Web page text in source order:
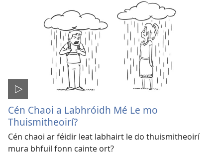
Cén Chaoi a Labhróidh Mé Le mo
Thuismitheoirí?
Cén chaoi ar féidir leat labhairt le do thuismitheoirí
mura bhfuil fonn cainte ort?